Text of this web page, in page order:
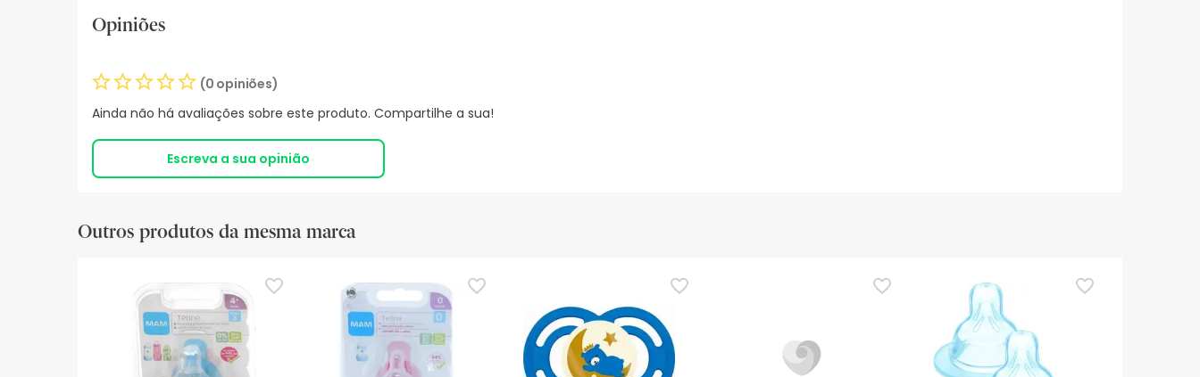
Opiniões
(0 opiniões)
Ainda não há avaliações sobre este produto. Compartilhe a sua!
Escreva a sua opinião
Outros produtos da mesma marca